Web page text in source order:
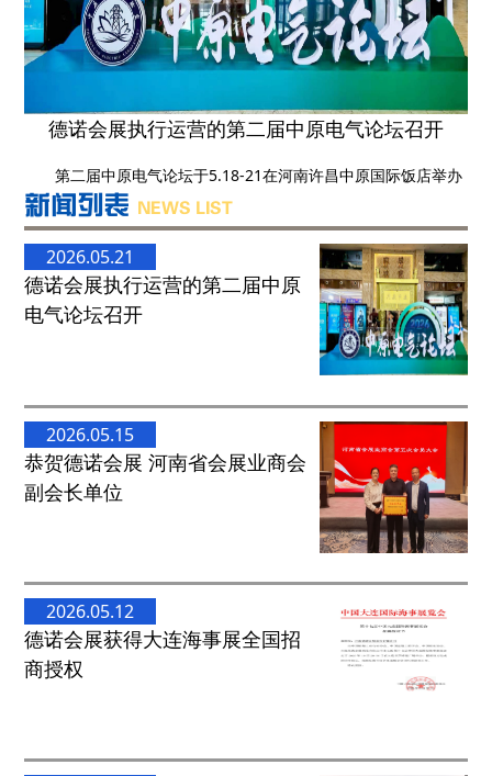
德诺会展执行运营的第二届中原电气论坛召开
第二届中原电气论坛于5.18-21在河南许昌中原国际饭店举办
新闻列表 NEWS LIST
2026.05.21
德诺会展执行运营的第二届中原
电气论坛召开
2026.05.15
恭贺德诺会展 河南省会展业商会
副会长单位
2026.05.12
德诺会展获得大连海事展全国招
商授权